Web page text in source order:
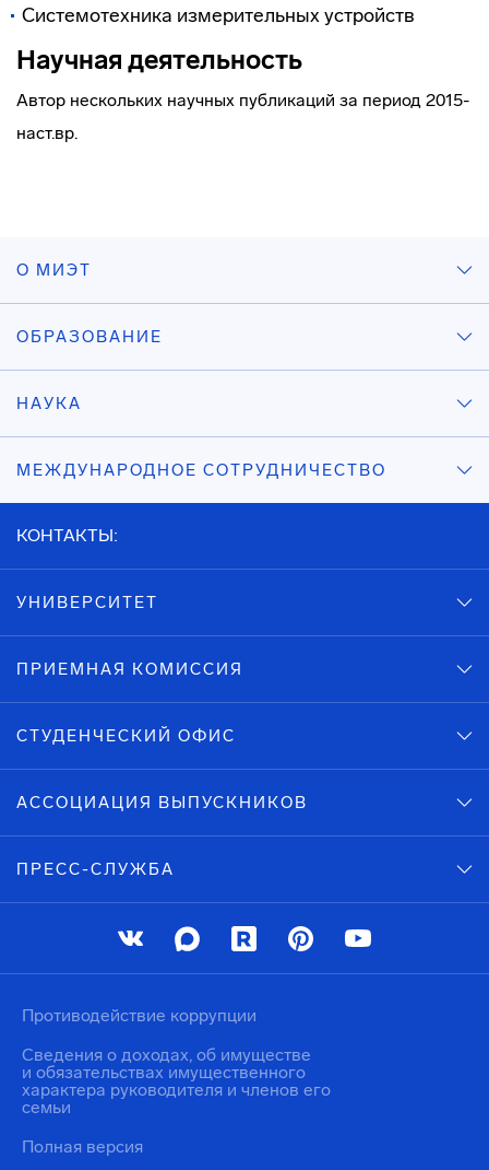
Системотехника измерительных устройств
Научная деятельность
Автор нескольких научных публикаций за период 2015-
наст.вр.
О МИЭТ
ОБРАЗОВАНИЕ
НАУКА
МЕЖДУНАРОДНОЕ СОТРУДНИЧЕСТВО
КОНТАКТЫ:
УНИВЕРСИТЕТ
ПРИЕМНАЯ КОМИССИЯ
СТУДЕНЧЕСКИЙ ОФИС
АССОЦИАЦИЯ ВЫПУСКНИКОВ
ПРЕСС-СЛУЖБА
Противодействие коррупции
Сведения о доходах, об имуществе
и обязательствах имущественного
характера руководителя и членов его
семьи
Полная версия